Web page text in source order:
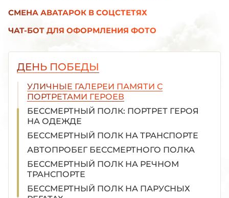
СМЕНА АВАТАРОК В СОЦСТЕТЯХ
ЧАТ-БОТ ДЛЯ ОФОРМЛЕНИЯ ФОТО
ДЕНЬ ПОБЕДЫ
СТЕНА ПАМЯТИ НА ПРЕДПРИЯТИЯХ, В
БЕССМЕРТНЫЙ ПОЛК В ДЕТСКОМ САДУ
УЛИЧНЫЕ ГАЛЕРЕИ ПАМЯТИ С
ПОРТРЕТАМИ ГЕРОЕВ
БЕССМЕРТНЫЙ ПОЛК: ПОРТРЕТ ГЕРОЯ
НА ОДЕЖДЕ
БЕССМЕРТНЫЙ ПОЛК НА ТРАНСПОРТЕ
АВТОПРОБЕГ БЕССМЕРТНОГО ПОЛКА
БЕССМЕРТНЫЙ ПОЛК НА РЕЧНОМ
ТРАНСПОРТЕ
БЕССМЕРТНЫЙ ПОЛК НА ПАРУСНЫХ